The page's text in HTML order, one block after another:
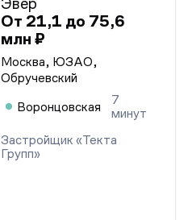
От 21,1 до 75,6
млн ₽
Москва, ЮЗАО,
Обручевский
Воронцовская
7
минут
Застройщик «Текта
Групп»